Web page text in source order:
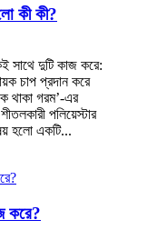
কী কী?
সাথে দুটি কাজ করে:
চাপ প্রদান করে
থাকা গরম’-এর
পলিয়েস্টার
হলো একটি...
করে?